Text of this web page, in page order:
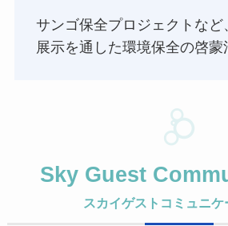
サンゴ保全プロジェクトなど
展示を通した環境保全の啓蒙
Sky Guest
スカイゲストコミュニケ